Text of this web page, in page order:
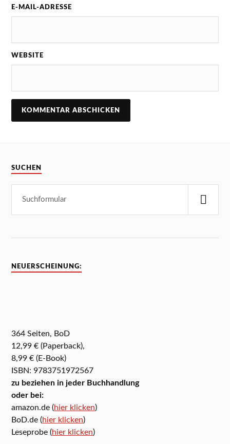
E-MAIL-ADRESSE
WEBSITE
SUCHEN
NEUERSCHEINUNG:
364 Seiten, BoD
12,99 € (Paperback),
8,99 € (E-Book)
ISBN: 9783751972567
zu beziehen in jeder Buchhandlung
oder bei:
amazon.de (hier klicken)
BoD.de (hier klicken)
Leseprobe (hier klicken)